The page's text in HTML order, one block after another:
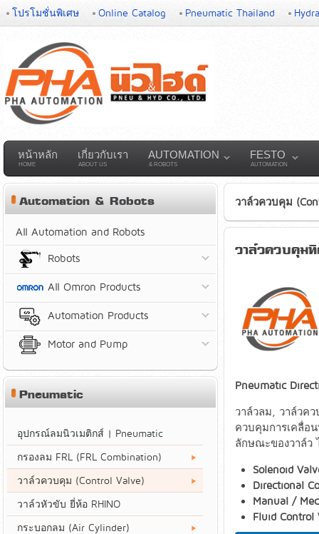
โปรโมชั่นพิเศษ Online Catalog Pneumatic Thailand
หน้าหลัก
HOME
เกี่ยวกับเรา
ABOUT US
AUTOMATION
& ROBOTS
FESTO
AUTOMATION
วาล์วควบคุม
วาล์วควบคุ
Pneumatic
วาล์วลม, วาล์วค
ควบคุมการเคลื่อ
ลักษณะของวาล์ว
Solenoid
Directional
Manual /
Fluid Control
Automation & Robots
All Automation and Robots
Robots
All Omron Products
Automation Products
Motor and Pump
Pneumatic
อุปกรณ์ลมนิวเมติกส์ | Pneumatic
กรองลม FRL (FRL Combination)
วาล์วควบคุม (Control Valve)
วาล์วหัวขับ ยี่ห้อ RHINO
กระบอกลม (Air Cylinder)